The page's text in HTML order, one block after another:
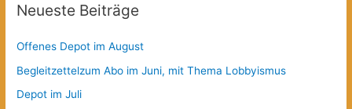
Neueste Beiträge
Offenes Depot im August
Begleitzettelzum Abo im Juni, mit Thema Lobbyismus
Depot im Juli